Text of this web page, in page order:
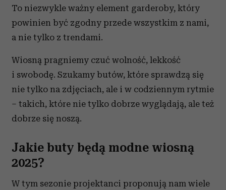
To niezwykle ważny element garderoby, który
powinien być zgodny przede wszystkim z nami,
a nie tylko z trendami.
Wiosną pragniemy czuć wolność, lekkość
i swobodę. Szukamy butów, które sprawdzą się
nie tylko na zdjęciach, ale i w codziennym rytmie
– takich, które nie tylko dobrze wyglądają, ale też
dobrze się noszą.
Jakie buty będą modne wiosną
2025?
W tym sezonie projektanci proponują nam wiele